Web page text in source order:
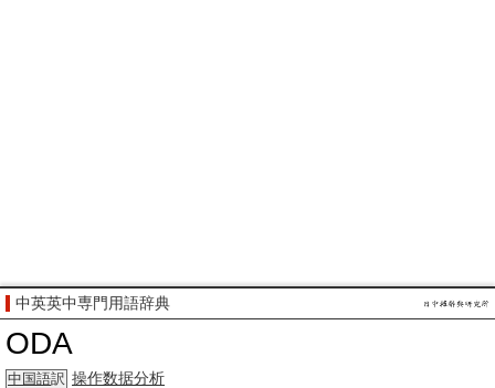
中英英中専門用語辞典
ODA
中国語訳 操作数据分析